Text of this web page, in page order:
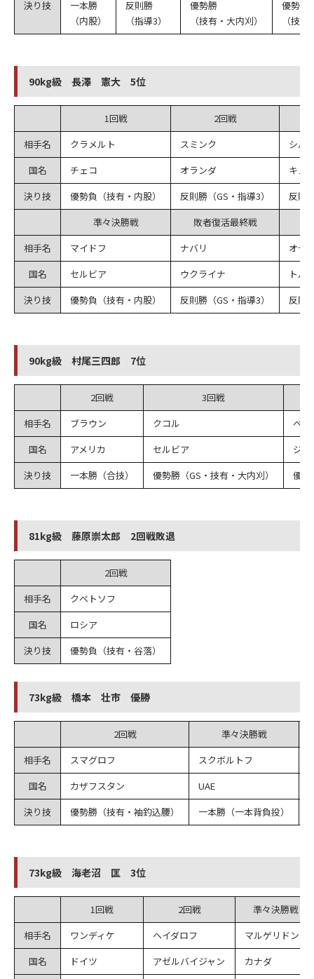
決り技
一本勝
（内股）
反則勝
（指導3）
優勢勝
（技有・大内刈）
優勢勝
（技
90kg級 長澤 憲大 5位
1回戦
2回戦
相手名
クラメルト スミンク
シル
国名
チェコ オランダ
キュ
決り技
優勢負（技有・内股） 反則勝（GS・指導3）
反則
準々決勝戦
敗者復活最終戦
相手名
マイドフ ナバリ
オゼ
国名
セルビア ウクライナ
トル
決り技
優勢負（技有・内股） 反則勝（GS・指導3） 反則
90kg級 村尾三四郎 7位
2回戦
3回戦
相手名
ブラウン クコル
ベカ
国名
アメリカ セルビア
ジ
決り技
一本勝（合技） 優勢勝（GS・技有・大内刈） 優勢
81kg級 藤原崇太郎 2回戦敗退
2回戦
相手名
クベトソフ
国名
ロシア
決り技
優勢負（技有・谷落）
73kg級 橋本 壮市 優勝
2回戦
準々決勝戦
相手名
スマグロフ スクボルトフ
国名
カザフスタン UAE
決り技
優勢勝（技有・袖釣込腰） 一本勝（一本背負投）
73kg級 海老沼 匡 3位
1回戦 2回戦
準々決勝戦
相手名
ワンディケ ヘイダロフ
マルゲリドン
国名
ドイツ アゼルバイジャン
カナダ